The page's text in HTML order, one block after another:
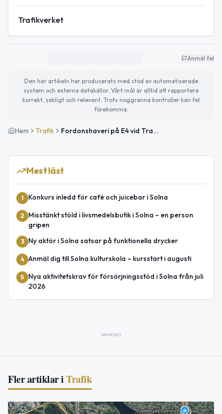
Trafikverket
Anmäl fel
Den här artikeln har producerats med stöd av automatiserade
system och externa datakällor. Vårt mål är alltid att rapportera
korrekt, sakligt och relevant. Trots noggranna kontroller kan fel
förekomma.
Hem Trafik Fordonshaveri på E4 vid Trafikplats Sörentorp i riktning mot Uppsala – händelsen avslutad
Mest läst
1 Konkurs inledd för café och juicebar i Solna
2
Misstänkt stöld i livsmedelsbutik i Solna – en person
gripen
3 Ny aktör i Solna satsar på funktionella drycker
4 Anmäl dig till Solna kulturskola – kursstart i augusti
5
Nya aktivitetskrav för försörjningsstöd i Solna från juli
2026
ANNONS
Fler artiklar iTrafik